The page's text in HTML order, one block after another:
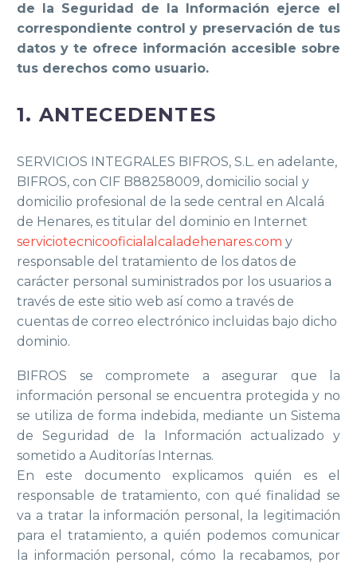
de la Seguridad de la Información ejerce el
correspondiente control y preservación de tus
datos y te ofrece información accesible sobre
tus derechos como usuario.
1. ANTECEDENTES
SERVICIOS INTEGRALES BIFROS, S.L. en adelante,
BIFROS, con CIF B88258009, domicilio social y
domicilio profesional de la sede central en Alcalá
de Henares, es titular del dominio en Internet
serviciotecnicooficialalcaladehenares.com y
responsable del tratamiento de los datos de
carácter personal suministrados por los usuarios a
través de este sitio web así como a través de
cuentas de correo electrónico incluidas bajo dicho
dominio.
BIFROS se compromete a asegurar que la
información personal se encuentra protegida y no
se utiliza de forma indebida, mediante un Sistema
de Seguridad de la Información actualizado y
sometido a Auditorías Internas.
En este documento explicamos quién es el
responsable de tratamiento, con qué finalidad se
va a tratar la información personal, la legitimación
para el tratamiento, a quién podemos comunicar
la información personal, cómo la recabamos, por